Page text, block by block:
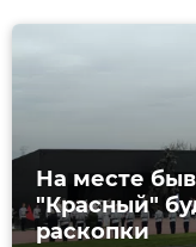
На месте
"Красный"
раскопки